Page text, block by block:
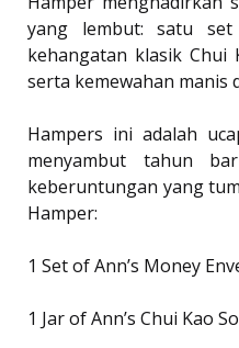
yang lembut: satu set
kehangatan klasik Chui
serta kemewahan manis
Hampers ini adalah
menyambut tahun
keberuntungan yang
Hamper:
1 Set of Ann’s Money
1 Jar of Ann’s Chui Kao